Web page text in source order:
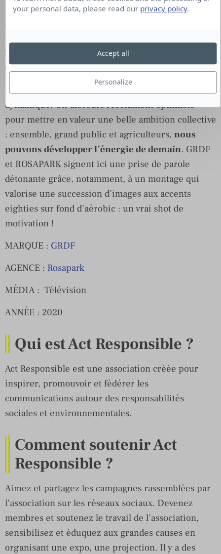
France et France Gaz Renouvelables, l’agence
Rosapark s’est inspirée de cette tendance forte
pour proposer une communication positive. Pour
faire comprendre au grand public que le gaz vert
est bel et bien une solution concrète et vertueuse.
Le résultat : un film à l’esprit pop, punchy et
dynamique. Un discours résolument optimiste
pour mettre en valeur une belle ambition collective
: ensemble, grand public et agriculteurs, nous
pouvons développer l’énergie de demain. GRDF
et ROSAPARK signent ici une prise de parole
détonante grâce, notamment, à un montage qui
valorise une succession d’images aux accents
eighties sur fond d’aérobic : un vrai shot de
motivation !
MARQUE : GRDF
AGENCE : Rosapark
MÉDIA : Télévision
ANNÉE : 2020
Qui est Act Responsible ?
Act Responsible est une association créée pour
inspirer, promouvoir et fédérer les
communications autour des responsabilités
sociales et environnementales.
Comment soutenir Act
Responsible ?
Aimez et partagez les campagnes rassemblées par
l’association sur les réseaux sociaux. Devenez
membres et soutenez le travail de l’association,
sensibilisez et éduquez aux grandes causes en
organisant une expo, une projection. Il y a des
your personal data, please read our privacy policy.
Personalize
Accept all